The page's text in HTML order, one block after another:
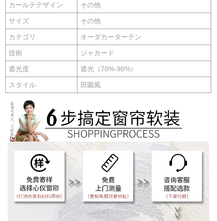
カールテデザイン その他
サイズ その他
カテゴリ オーダカーターテン
技術 ジャカード
遮光度 遮光（70%-90%）
スタイル 田園風